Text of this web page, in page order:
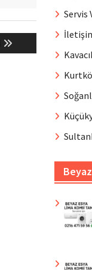
Servis